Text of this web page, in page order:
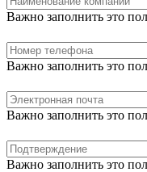
Важно заполнить это
Важно заполнить это
Важно заполнить это
Важно заполнить это